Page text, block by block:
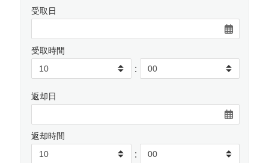
受取日
受取時間
:
返却日
返却時間
: